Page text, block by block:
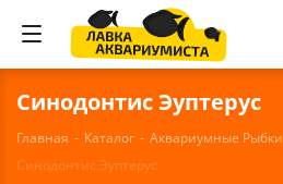
Синодонтис Эуптерус
Главная - Каталог - Аквариумные Рыбки
Синодонтис Эуптерус